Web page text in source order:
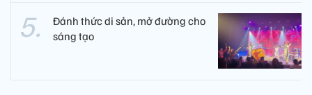
Đánh thức di sản, mở đường cho
sáng tạo